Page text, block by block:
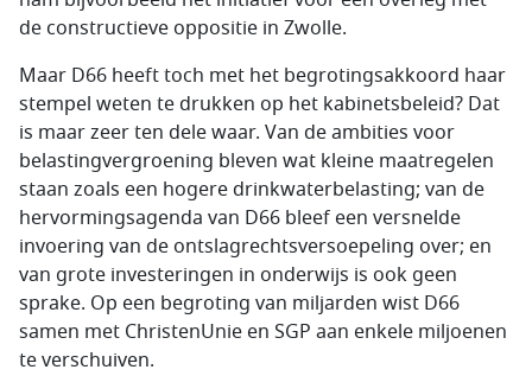
de constructieve oppositie in Zwolle.
Maar D66 heeft toch met het begrotingsakkoord haar
stempel weten te drukken op het kabinetsbeleid? Dat
is maar zeer ten dele waar. Van de ambities voor
belastingvergroening bleven wat kleine maatregelen
staan zoals een hogere drinkwaterbelasting; van de
hervormingsagenda van D66 bleef een versnelde
invoering van de ontslagrechtsversoepeling over; en
van grote investeringen in onderwijs is ook geen
sprake. Op een begroting van miljarden wist D66
samen met ChristenUnie en SGP aan enkele miljoenen
te verschuiven.